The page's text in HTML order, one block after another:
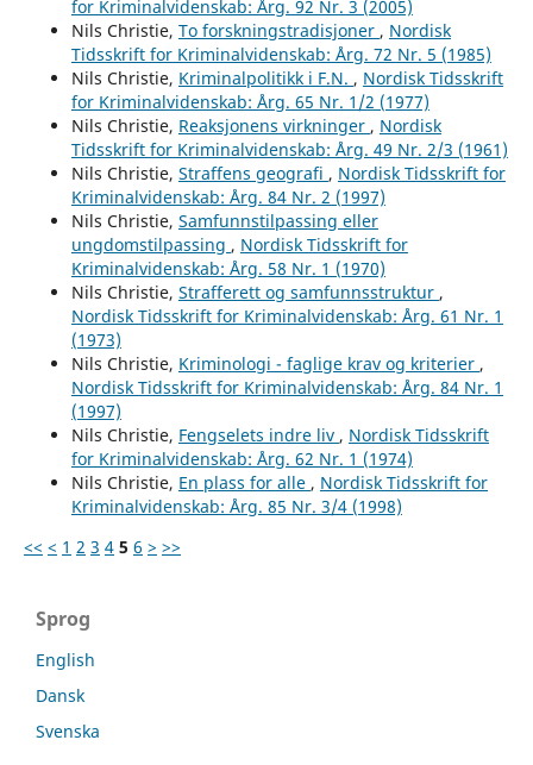
for Kriminalvidenskab: Årg. 92 Nr. 3 (2005)
Nils Christie, To forskningstradisjoner , Nordisk
Tidsskrift for Kriminalvidenskab: Årg. 72 Nr. 5 (1985)
Nils Christie, Kriminalpolitikk i F.N. , Nordisk Tidsskrift
for Kriminalvidenskab: Årg. 65 Nr. 1/2 (1977)
Nils Christie, Reaksjonens virkninger , Nordisk
Tidsskrift for Kriminalvidenskab: Årg. 49 Nr. 2/3 (1961)
Nils Christie, Straffens geografi , Nordisk Tidsskrift for
Kriminalvidenskab: Årg. 84 Nr. 2 (1997)
Nils Christie, Samfunnstilpassing eller
ungdomstilpassing , Nordisk Tidsskrift for
Kriminalvidenskab: Årg. 58 Nr. 1 (1970)
Nils Christie, Strafferett og samfunnsstruktur ,
Nordisk Tidsskrift for Kriminalvidenskab: Årg. 61 Nr. 1
(1973)
Nils Christie, Kriminologi - faglige krav og kriterier ,
Nordisk Tidsskrift for Kriminalvidenskab: Årg. 84 Nr. 1
(1997)
Nils Christie, Fengselets indre liv , Nordisk Tidsskrift
for Kriminalvidenskab: Årg. 62 Nr. 1 (1974)
Nils Christie, En plass for alle , Nordisk Tidsskrift for
Kriminalvidenskab: Årg. 85 Nr. 3/4 (1998)
<< < 1 2 3 4 5 6 > >>
Sprog
English
Dansk
Svenska